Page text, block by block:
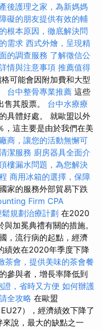
後護理之家，為新媽媽
礙的朋友提供有效的輔
根本原因，徹底解決問
需求 西式外燴，呈現精
的調查服務 了解徵信公
情與注意事項 推薦值得
可能會因附加費和大型
台中整骨專業推薦 這些
售其股票。 台中水療療
具體好處。 就歐盟以外
，這主要是由於我們在美
商，讓您的活動無懈可
潔服務 廚房器具全面介
樓漏水問題，為您解決
商用冰箱的選擇，保障
家的服務外部貿易下跌
Firm CPA
規劃治療計劃 在2020
加冕典禮有關的措施。
，流行病的起點，經濟
績效在2020年季度下降
茶會，提供美味的茶會餐
參與者，增長率降低到
，省時又方便 如何辦護
全攻略 在歐盟
），經濟績效下降了
說，最大的缺點之一